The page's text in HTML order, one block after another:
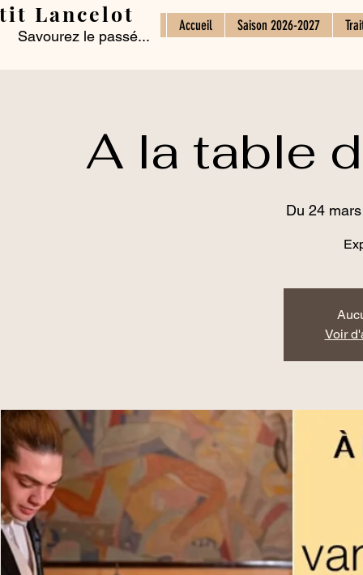
Lancelot
Savourez le passé...
Accueil Saison 2026-2027
A la table
Du 24
Voir